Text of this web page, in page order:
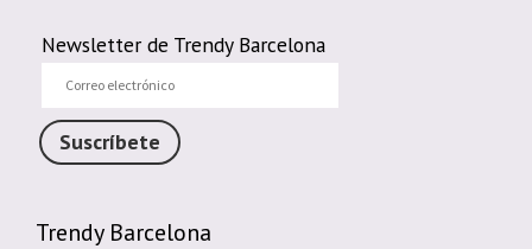
Newsletter de Trendy Barcelona
electrónico
Suscríbete
Trendy Barcelona